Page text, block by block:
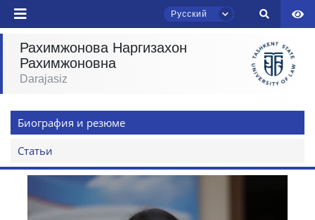
Русский
Рахимжонова Наргизахон
Рахимжоновна
Darajasiz
Биография и резюме
Статьи
Чат приёмной комиссии ТГЮУ
Здравствуйте! Добро пожаловать в чат
Оставляйте здесь свои обращения по
вопросам приёма.